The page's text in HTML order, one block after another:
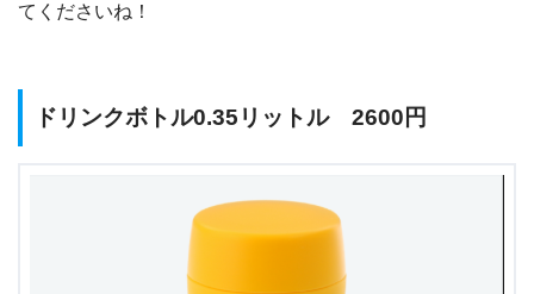
てくださいね！
ドリンクボトル0.35リットル 2600円